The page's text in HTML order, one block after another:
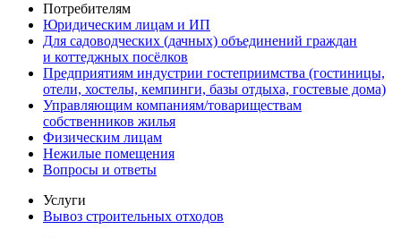
Потребителям
Юридическим лицам и ИП
Для садоводческих (дачных) объединений граждан
и коттеджных посёлков
Предприятиям индустрии гостеприимства (гостиницы,
отели, хостелы, кемпинги, базы отдыха, гостевые дома)
Управляющим компаниям/товариществам
собственников жилья
Физическим лицам
Нежилые помещения
Вопросы и ответы
Услуги
Вывоз строительных отходов